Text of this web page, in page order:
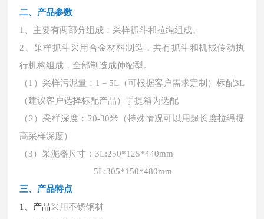
二、产品参数
1、主要有两部分组成：采样抓斗和拉绳组成。
2、采样抓斗采用合金材料制造，共有抓斗和机械传动执
行机构组成，全部制造成伸缩型。
（1）采样污泥量：1－5L（可根据客户需求定制）标配3L
（建议客户选择标配产品）手提箱为选配
（2）采样深度：20-30米（特殊情况可以用超长度拉绳提
高采样深度）
（3）采泥器尺寸：3L:250*125*440mm
5L:305*150*480mm
三、产品特点
1、产品采用不锈钢材